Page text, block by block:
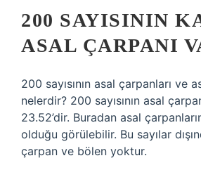
200 SAYISININ
ASAL ÇARPANI
200 sayısının asal çarpanları ve
nelerdir? 200 sayısının asal
23.52’dir. Buradan asal
olduğu görülebilir. Bu sayılar
çarpan ve bölen yoktur.